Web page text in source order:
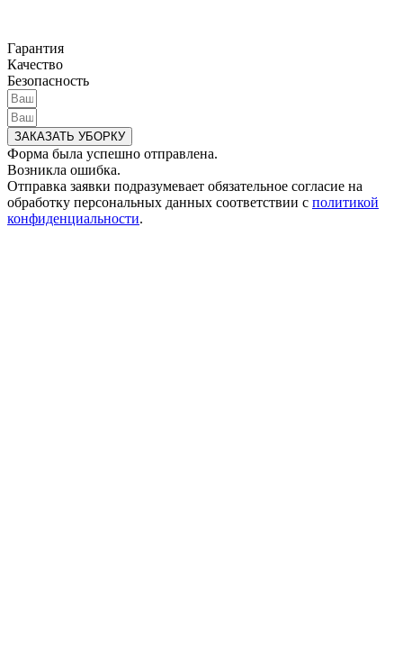
Гарантия
Качество
Безопасность
ЗАКАЗАТЬ УБОРКУ
Форма была успешно отправлена.
Возникла ошибка.
Отправка заявки подразумевает обязательное согласие на
обработку персональных данных соответствии с политикой
конфиденциальности.